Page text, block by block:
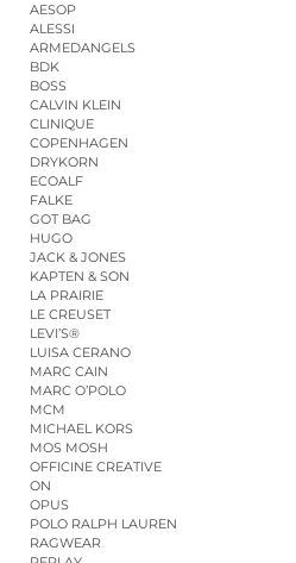
AESOP
ALESSI
ARMEDANGELS
BDK
BOSS
CALVIN KLEIN
CLINIQUE
COPENHAGEN
DRYKORN
ECOALF
FALKE
GOT BAG
HUGO
JACK & JONES
KAPTEN & SON
LA PRAIRIE
LE CREUSET
LEVI’S®
LUISA CERANO
MARC CAIN
MARC O’POLO
MCM
MICHAEL KORS
MOS MOSH
OFFICINE CREATIVE
ON
OPUS
POLO RALPH LAUREN
RAGWEAR